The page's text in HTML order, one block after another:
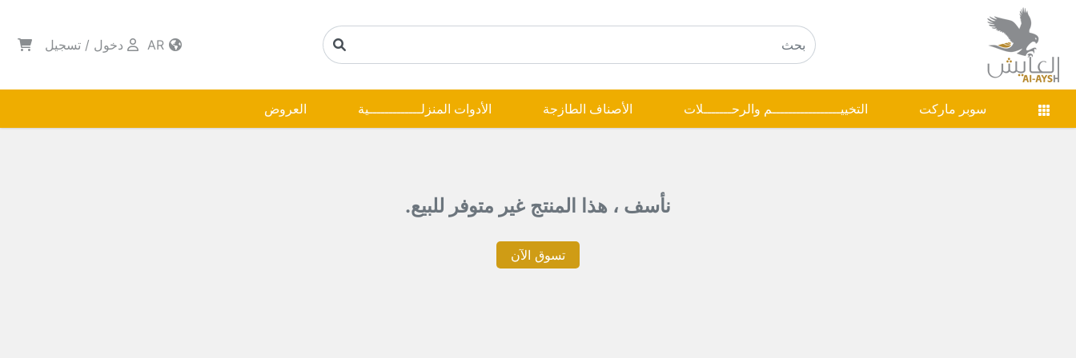
دخول / تسجيل
سوبر ماركت التخييـــــــــــــــــم والرحـــــــلات الأصناف الطازجة الأدوات المنزلـــــــــــــية العروض
نأسف ، هذا المنتج غير متوفر للبيع.
تسوق الآن